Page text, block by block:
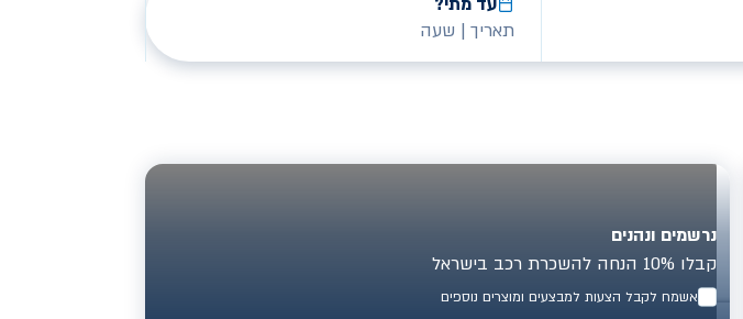
תאריך | שעה
נרשמים ונהנים
קבלו 10% הנחה להשכרת רכב בישראל
אשמח לקבל הצעות למבצעים ומוצרים נוספים